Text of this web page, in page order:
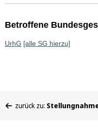
Betroffene
UrhG [alle SG hierzu]
befinden
zurück zu: